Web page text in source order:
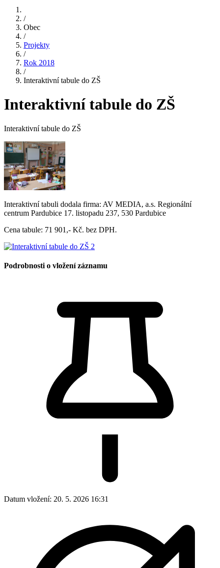
/
Obec
/
Projekty
/
Rok 2018
/
Interaktivní tabule do ZŠ
Interaktivní tabule do ZŠ
Interaktivní tabule do ZŠ
Interaktivní tabuli dodala firma: AV MEDIA, a.s. Regionální
centrum Pardubice 17. listopadu 237, 530 Pardubice
Cena tabule: 71 901,- Kč. bez DPH.
Podrobnosti o vložení záznamu
Datum vložení: 20. 5. 2026 16:31